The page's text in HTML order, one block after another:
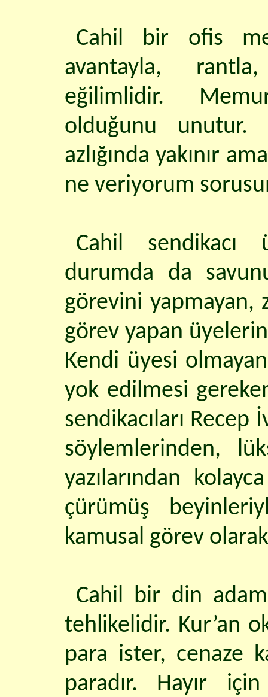
Cahil bir ofis
avantayla,
eğilimlidir.
olduğunu unutur.
azlığında yakınır
ne veriyorum
Cahil sendikacı
durumda da
görevini yapmayan,
görev yapan
Kendi üyesi
yok edilmesi
sendikacıları Recep
söylemlerinden,
yazılarından
çürümüş
kamusal görev
Cahil bir din
tehlikelidir. Kur’an
para ister, cenaze
paradır. Hayır